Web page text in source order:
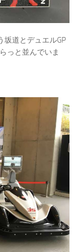
坂道とデュエルGP
っと並んでいま